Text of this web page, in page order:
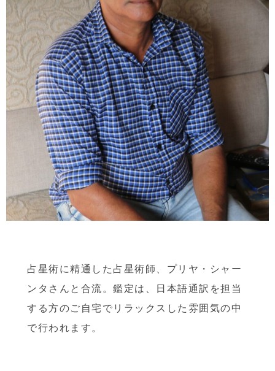
占星術に精通した占星術師、プリヤ・シャー
ンタさんと合流。鑑定は、日本語通訳を担当
する方のご自宅でリラックスした雰囲気の中
で行われます。